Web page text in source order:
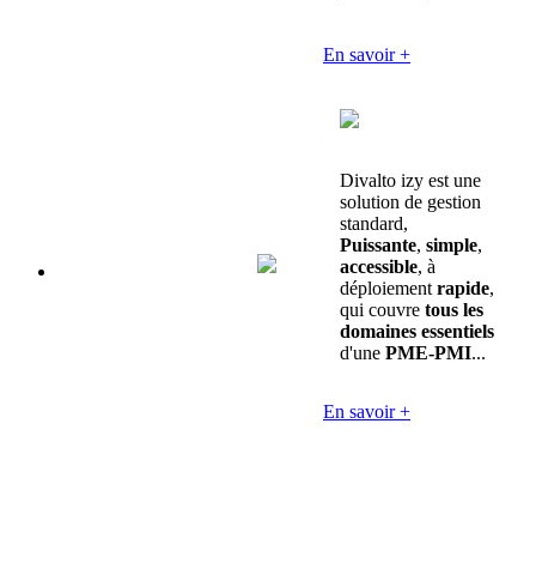
En savoir +
Divalto izy est une
solution de gestion
standard,
Puissante, simple,
accessible, à
déploiement rapide,
qui couvre tous les
domaines essentiels
d'une PME-PMI...
En savoir +